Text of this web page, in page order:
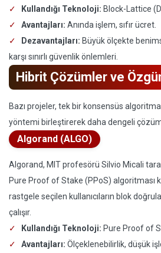
Kullandığı Teknoloji: Block-Lattice
Avantajları: Anında işlem, sıfır ücret.
Dezavantajları: Büyük ölçekte
karşı sınırlı güvenlik önlemleri.
Hibrit Çözümler ve
Bazı projeler, tek bir konsensüs
yöntemi birleştirerek daha dengeli
Algorand (ALGO)
Algorand, MIT profesörü Silvio Micali
Pure Proof of Stake (PPoS) algoritması
rastgele seçilen kullanıcıların blok
çalışır.
Kullandığı Teknoloji: Pure Proof of
Avantajları: Ölçeklenebilirlik, düşük